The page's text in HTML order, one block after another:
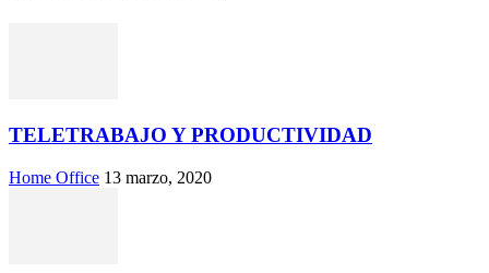
TELETRABAJO Y PRODUCTIVIDAD
Home Office 13 marzo, 2020